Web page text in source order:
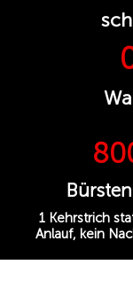
1 Kehrstrich
Anlauf, kein